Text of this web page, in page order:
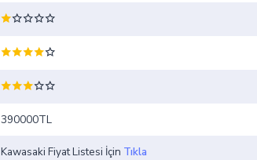
390000TL
Kawasaki Fiyat Listesi İçin Tıkla